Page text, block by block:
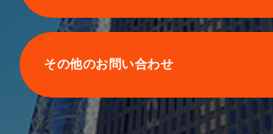
その他のお問い合わせ